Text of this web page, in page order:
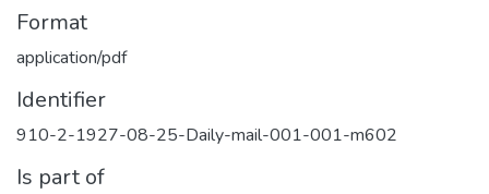
Format
application/pdf
Identifier
910-2-1927-08-25-Daily-mail-001-001-m602
Is part of